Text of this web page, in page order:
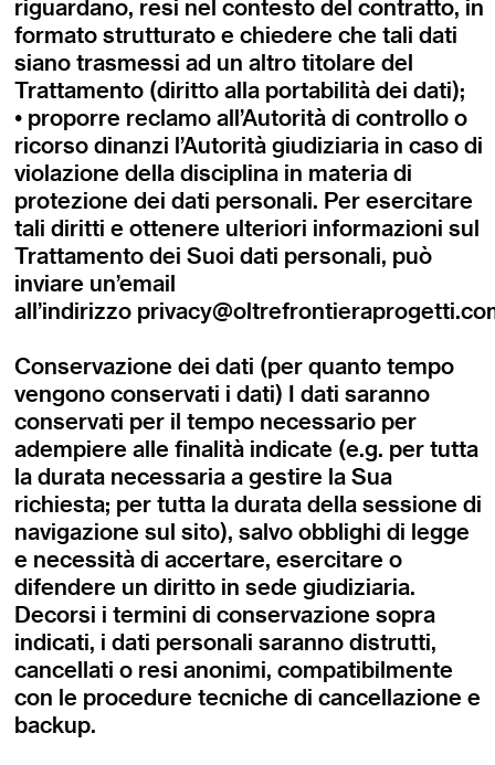
riguardano, resi nel contesto del contratto, in
formato strutturato e chiedere che tali dati
siano trasmessi ad un altro titolare del
Trattamento (diritto alla portabilità dei dati);
• proporre reclamo all’Autorità di controllo o
ricorso dinanzi l’Autorità giudiziaria in caso di
violazione della disciplina in materia di
protezione dei dati personali. Per esercitare
tali diritti e ottenere ulteriori informazioni sul
Trattamento dei Suoi dati personali, può
inviare un’email
all’indirizzo
Conservazione dei dati (per quanto tempo
vengono conservati i dati) I dati saranno
conservati per il tempo necessario per
adempiere alle finalità indicate (e.g. per tutta
la durata necessaria a gestire la Sua
richiesta; per tutta la durata della sessione di
navigazione sul sito), salvo obblighi di legge
e necessità di accertare, esercitare o
difendere un diritto in sede giudiziaria.
Decorsi i termini di conservazione sopra
indicati, i dati personali saranno distrutti,
cancellati o resi anonimi, compatibilmente
con le procedure tecniche di cancellazione e
backup.